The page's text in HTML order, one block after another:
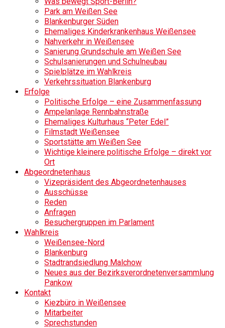
Park am Weißen See
Blankenburger Süden
Ehemaliges Kinderkrankenhaus Weißensee
Nahverkehr in Weißensee
Sanierung Grundschule am Weißen See
Schulsanierungen und Schulneubau
Spielplätze im Wahlkreis
Verkehrssituation Blankenburg
Erfolge
Politische Erfolge – eine Zusammenfassung
Ampelanlage Rennbahnstraße
Ehemaliges Kulturhaus “Peter Edel”
Filmstadt Weißensee
Sportstätte am Weißen See
Wichtige kleinere politische Erfolge – direkt vor
Ort
Abgeordnetenhaus
Vizepräsident des Abgeordnetenhauses
Ausschüsse
Reden
Anfragen
Besuchergruppen im Parlament
Wahlkreis
Weißensee-Nord
Blankenburg
Stadtrandsiedlung Malchow
Neues aus der Bezirksverordnetenversammlung
Pankow
Kontakt
Kiezbüro in Weißensee
Mitarbeiter
Sprechstunden